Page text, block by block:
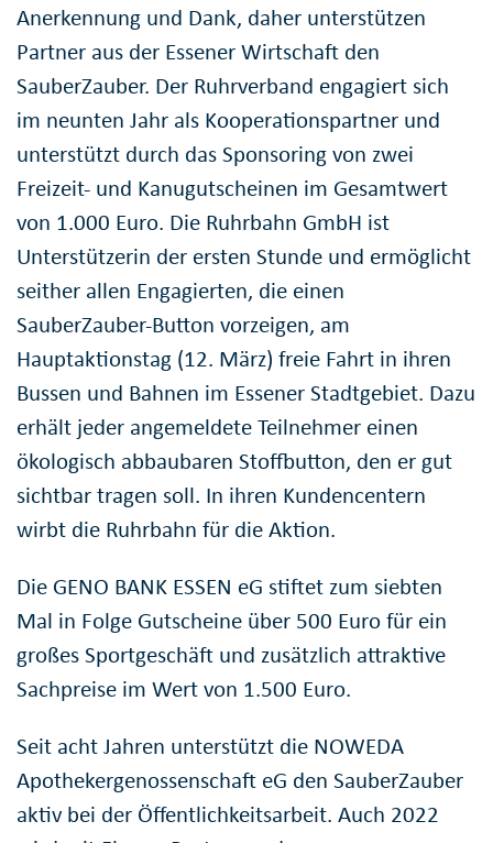
Anerkennung und Dank, daher unterstützen
Partner aus der Essener Wirtschaft den
SauberZauber. Der Ruhrverband engagiert sich
im neunten Jahr als Kooperationspartner und
unterstützt durch das Sponsoring von zwei
Freizeit- und Kanugutscheinen im Gesamtwert
von 1.000 Euro. Die Ruhrbahn GmbH ist
Unterstützerin der ersten Stunde und ermöglicht
seither allen Engagierten, die einen
SauberZauber-Button vorzeigen, am
Hauptaktionstag (12. März) freie Fahrt in ihren
Bussen und Bahnen im Essener Stadtgebiet. Dazu
erhält jeder angemeldete Teilnehmer einen
ökologisch abbaubaren Stoffbutton, den er gut
sichtbar tragen soll. In ihren Kundencentern
wirbt die Ruhrbahn für die Aktion.
Die GENO BANK ESSEN eG stiftet zum siebten
Mal in Folge Gutscheine über 500 Euro für ein
großes Sportgeschäft und zusätzlich attraktive
Sachpreise im Wert von 1.500 Euro.
Seit acht Jahren unterstützt die NOWEDA
Apothekergenossenschaft eG den SauberZauber
aktiv bei der Öffentlichkeitsarbeit. Auch 2022